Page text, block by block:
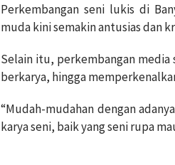
Perkembangan seni lukis di
muda kini semakin antusias dan
Selain itu, perkembangan
berkarya, hingga
“Mudah-mudahan dengan
karya seni, baik yang seni rupa